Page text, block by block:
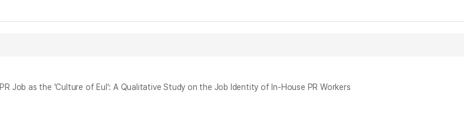
구 = PR Job as the 'Culture of Eul': A Qualitative Study on the Job Identity of In-House PR Workers